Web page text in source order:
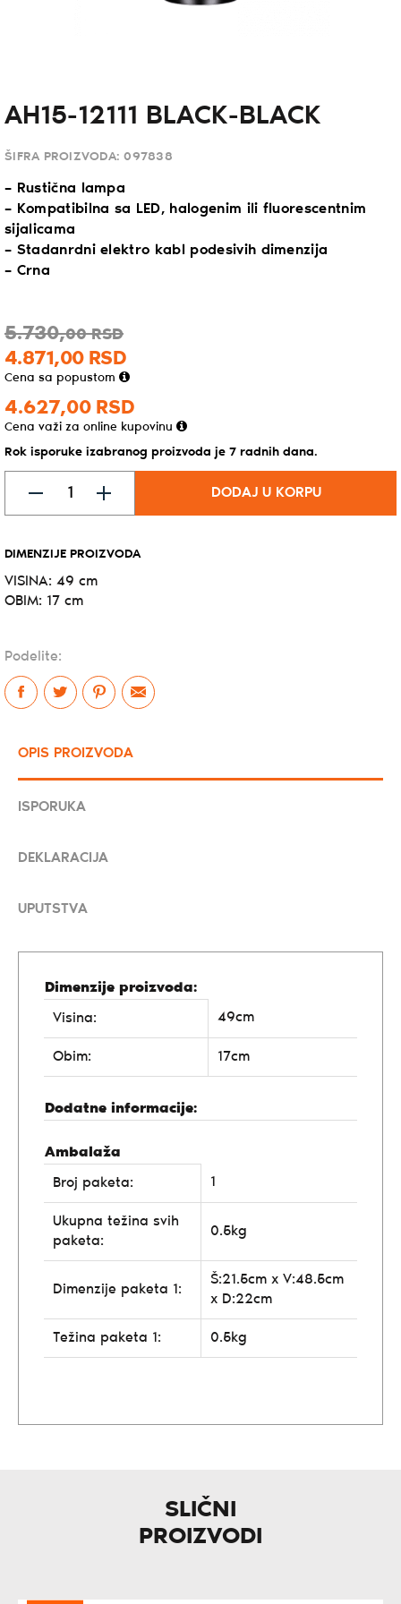
AH15-12111 BLACK-BLACK
ŠIFRA PROIZVODA:097838
– Rustična lampa
– Kompatibilna sa LED, halogenim ili fluorescentnim
sijalicama
– Stadanrdni elektro kabl podesivih dimenzija
– Crna
5.730,00 RSD
4.871,00 RSD
Cena sa popustom
4.627,00 RSD
Cena važi za online kupovinu
Rok isporuke izabranog proizvoda je 7 radnih dana.
DODAJ U KORPU
DIMENZIJE PROIZVODA
VISINA: 49 cm
OBIM: 17 cm
Podelite:
OPIS PROIZVODA
ISPORUKA
DEKLARACIJA
UPUTSTVA
Dimenzije proizvoda:
Visina:
49cm
Obim: 17cm
Dodatne informacije:
Ambalaža
Broj paketa:
1
Ukupna težina svih
paketa:
0.5kg
Dimenzije paketa 1:
Š:21.5cm x V:48.5cm
x D:22cm
Težina paketa 1: 0.5kg
SLIČNI
PROIZVODI